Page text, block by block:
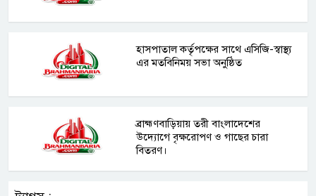
হাসপাতাল কর্তৃপক্ষের সাথে এসিজি-স্বাস্থ্য
এর মতবিনিময় সভা অনুষ্ঠিত
ব্রাহ্মণবাড়িয়ায় তরী বাংলাদেশের
উদ্যোগে বৃক্ষরোপণ ও গাছের চারা
বিতরণ।